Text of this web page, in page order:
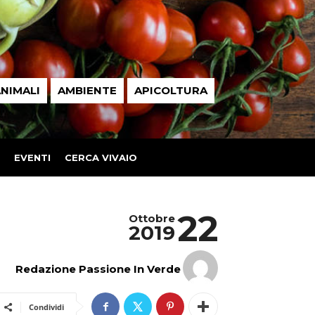
AMBIENTE APICOLTURA
EVENTI CERCA VIVAIO
22
Ottobre
2019
Redazione Passione In Verde
Condividi